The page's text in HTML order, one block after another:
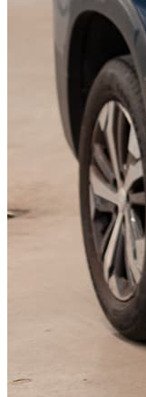
KGM Pickups
Fordonstyp
Pickup
Visa alla fordon